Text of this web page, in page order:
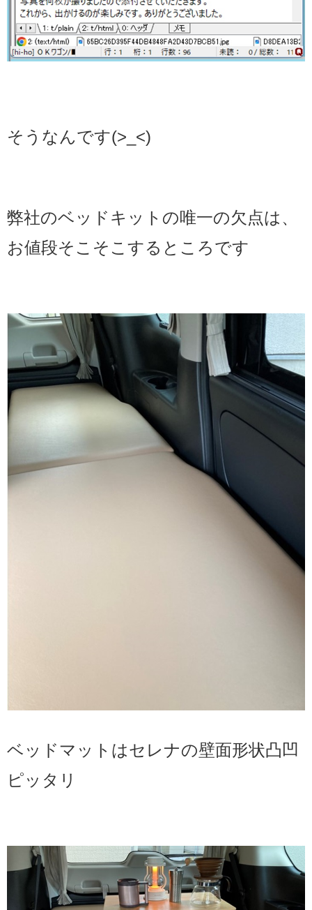
そうなんです(>_<)
弊社のベッドキットの唯一の欠点は、
お値段そこそこするところです
ベッドマットはセレナの壁面形状凸凹
ピッタリ